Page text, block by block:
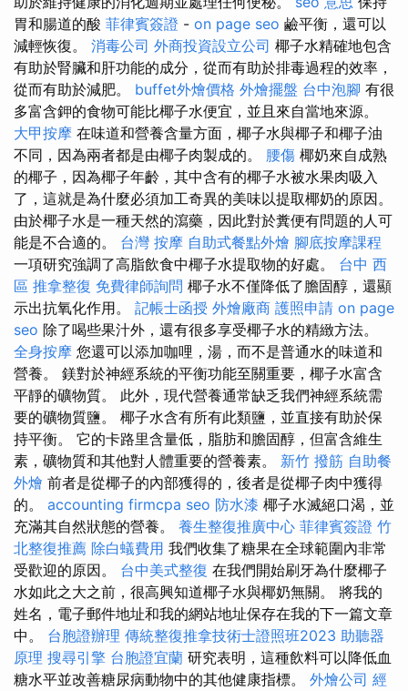
胃和腸道的酸 菲律賓簽證 - on page seo 鹼平衡，還可以
減輕恢復。 消毒公司 外商投資設立公司 椰子水精確地包含
有助於腎臟和肝功能的成分，從而有助於排毒過程的效率，
從而有助於減肥。 buffet外燴價格 外燴擺盤 台中泡腳 有很
多富含鉀的食物可能比椰子水便宜，並且來自當地來源。
大甲按摩 在味道和營養含量方面，椰子水與椰子和椰子油
不同，因為兩者都是由椰子肉製成的。 腰傷 椰奶來自成熟
的椰子，因為椰子年齡，其中含有的椰子水被水果肉吸入
了，這就是為什麼必須加工奇異的美味以提取椰奶的原因。
由於椰子水是一種天然的瀉藥，因此對於糞便有問題的人可
能是不合適的。 台灣 按摩 自助式餐點外燴 腳底按摩課程
一項研究強調了高脂飲食中椰子水提取物的好處。 台中 西
區 推拿整復 免費律師詢問 椰子水不僅降低了膽固醇，還顯
示出抗氧化作用。 記帳士函授 外燴廠商 護照申請 on page
seo 除了喝些果汁外，還有很多享受椰子水的精緻方法。
全身按摩 您還可以添加咖哩，湯，而不是普通水的味道和
營養。 鎂對於神經系統的平衡功能至關重要，椰子水富含
平靜的礦物質。 此外，現代營養通常缺乏我們神經系統需
要的礦物質鹽。 椰子水含有所有此類鹽，並直接有助於保
持平衡。 它的卡路里含量低，脂肪和膽固醇，但富含維生
素，礦物質和其他對人體重要的營養素。 新竹 撥筋 自助餐
外燴 前者是從椰子的內部獲得的，後者是從椰子肉中獲得
的。 accounting firmcpa seo 防水漆 椰子水滅絕口渴，並
充滿其自然狀態的營養。 養生整復推廣中心 菲律賓簽證 竹
北整復推薦 除白蟻費用 我們收集了糖果在全球範圍內非常
受歡迎的原因。 台中美式整復 在我們開始刷牙為什麼椰子
水如此之大之前，很高興知道椰子水與椰奶無關。 將我的
姓名，電子郵件地址和我的網站地址保存在我的下一篇文章
中。 台胞證辦理 傳統整復推拿技術士證照班2023 助聽器
原理 搜尋引擎 台胞證宜蘭 研究表明，這種飲料可以降低血
糖水平並改善糖尿病動物中的其他健康指標。 外燴公司 經